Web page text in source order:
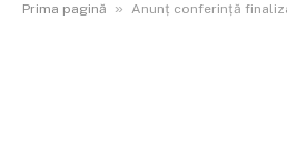
Prima pagină » Anunț conferință